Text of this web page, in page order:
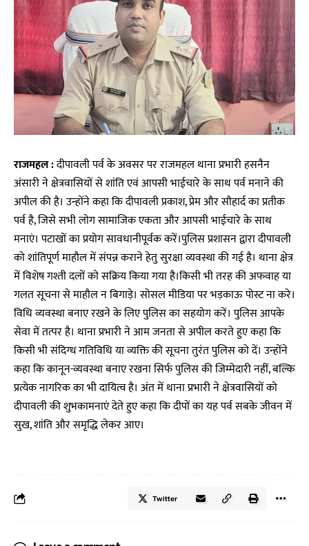
राजमहल :दीपावली पर्व के अवसर पर राजमहल थाना प्रभारी हसनैन
अंसारी ने क्षेत्रवासियों से शांति एवं आपसी भाईचारे के साथ पर्व मनाने की
अपील की है। उन्होंने कहा कि दीपावली प्रकाश, प्रेम और सौहार्द का प्रतीक
पर्व है, जिसे सभी लोग सामाजिक एकता और आपसी भाईचारे के साथ
मनाएं। पटाखों का प्रयोग सावधानीपूर्वक करें।पुलिस प्रशासन द्वारा दीपावली
को शांतिपूर्ण माहौल में संपन्न कराने हेतु सुरक्षा व्यवस्था की गई है। थाना क्षेत्र
में विशेष गश्ती दलों को सक्रिय किया गया है।किसी भी तरह की अफवाह या
गलत सूचना से माहौल न बिगाड़े। सोसल मीडिया पर भड़काऊ पोस्ट ना करे।
विधि व्यवस्था बनाए रखने के लिए पुलिस का सहयोग करें। पुलिस आपके
सेवा में तत्पर है। थाना प्रभारी ने आम जनता से अपील करते हुए कहा कि
किसी भी संदिग्ध गतिविधि या व्यक्ति की सूचना तुरंत पुलिस को दें। उन्होंने
कहा कि कानून-व्यवस्था बनाए रखना सिर्फ पुलिस की जिम्मेदारी नहीं, बल्कि
प्रत्येक नागरिक का भी दायित्व है। अंत में थाना प्रभारी ने क्षेत्रवासियों को
दीपावली की शुभकामनाएं देते हुए कहा कि दीपों का यह पर्व सबके जीवन में
सुख, शांति और समृद्धि लेकर आए।
Twitter